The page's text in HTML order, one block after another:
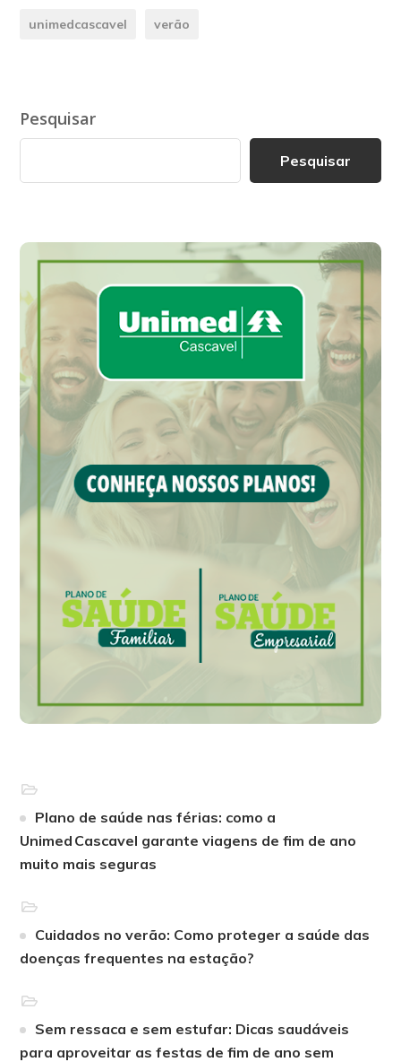
unimedcascavel verão
Pesquisar
Pesquisar
Plano de saúde nas férias: como a
Unimed Cascavel garante viagens de fim de ano
muito mais seguras
Cuidados no verão: Como proteger a saúde das
doenças frequentes na estação?
Sem ressaca e sem estufar: Dicas saudáveis
para aproveitar as festas de fim de ano sem